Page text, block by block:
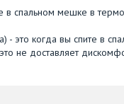
в спальном мешке в
это когда вы спите в
не доставляет